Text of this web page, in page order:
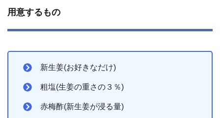
用意するもの
新生姜(お好きなだけ)
粗塩(生姜の重さの３％)
赤梅酢(新生姜が浸る量)